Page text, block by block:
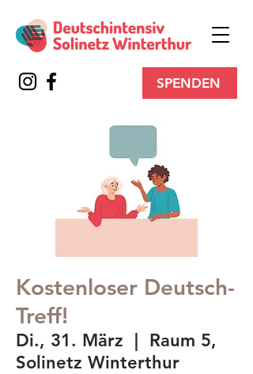
SPENDEN
Kostenloser Deutsch-
Treff!
Di., 31. März
Raum 5,
Solinetz Winterthur